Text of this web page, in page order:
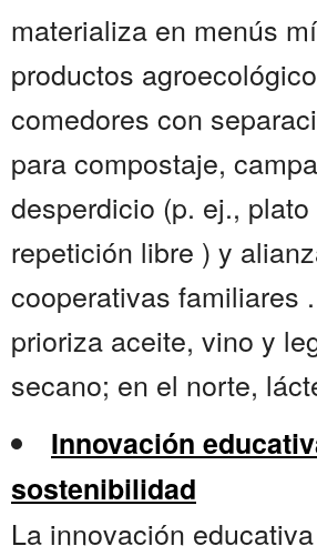
materializa en menús
productos
comedores con
para compostaje,
desperdicio (p. ej.,
repetición libre ) y
cooperativas familiares
prioriza aceite, vino y
secano; en el norte,
Innovación
sostenibilidad
La innovación